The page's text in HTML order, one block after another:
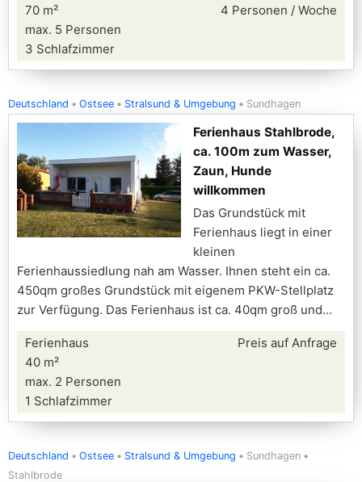
70 m²
max. 5 Personen
3 Schlafzimmer
4 Personen / Woche
Deutschland Ostsee Stralsund & Umgebung Sundhagen
Ferienhaus Stahlbrode,
ca. 100m zum Wasser,
Zaun, Hunde
willkommen
Das Grundstück mit
Ferienhaus liegt in einer
kleinen
Ferienhaussiedlung nah am Wasser. Ihnen steht ein ca.
450qm großes Grundstück mit eigenem PKW-Stellplatz
zur Verfügung. Das Ferienhaus ist ca. 40qm groß und
Ferienhaus
40 m²
max. 2 Personen
1 Schlafzimmer
Preis auf Anfrage
Deutschland Ostsee Stralsund & Umgebung
Sundhagen
Stahlbrode